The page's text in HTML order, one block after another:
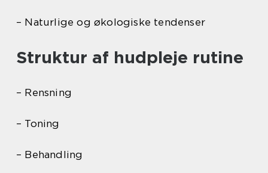
– Naturlige og økologiske tendenser
Struktur af hudpleje rutine
– Rensning
– Toning
– Behandling